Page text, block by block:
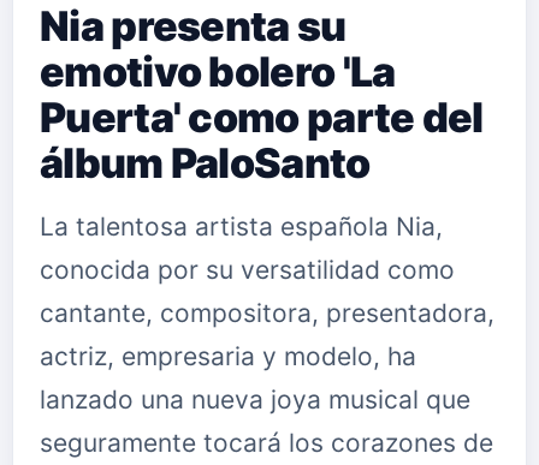
Nia presenta su
emotivo bolero 'La
Puerta' como parte del
álbum PaloSanto
La talentosa artista española Nia,
conocida por su versatilidad como
cantante, compositora, presentadora,
actriz, empresaria y modelo, ha
lanzado una nueva joya musical que
seguramente tocará los corazones de